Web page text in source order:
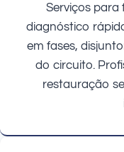
Serviços para
diagnóstico
em fases,
do circuito.
restauração